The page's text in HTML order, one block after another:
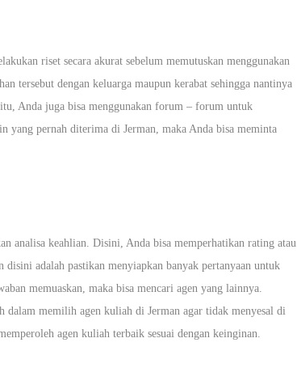
riset secara akurat sebelum memutuskan menggunakan
tersebut dengan keluarga maupun kerabat sehingga nantinya
Anda juga bisa menggunakan forum – forum untuk
yang pernah diterima di Jerman, maka Anda bisa meminta
analisa keahlian. Disini, Anda bisa memperhatikan rating atau
adalah pastikan menyiapkan banyak pertanyaan untuk
memuaskan, maka bisa mencari agen yang lainnya.
memilih agen kuliah di Jerman agar tidak menyesal di
agen kuliah terbaik sesuai dengan keinginan.